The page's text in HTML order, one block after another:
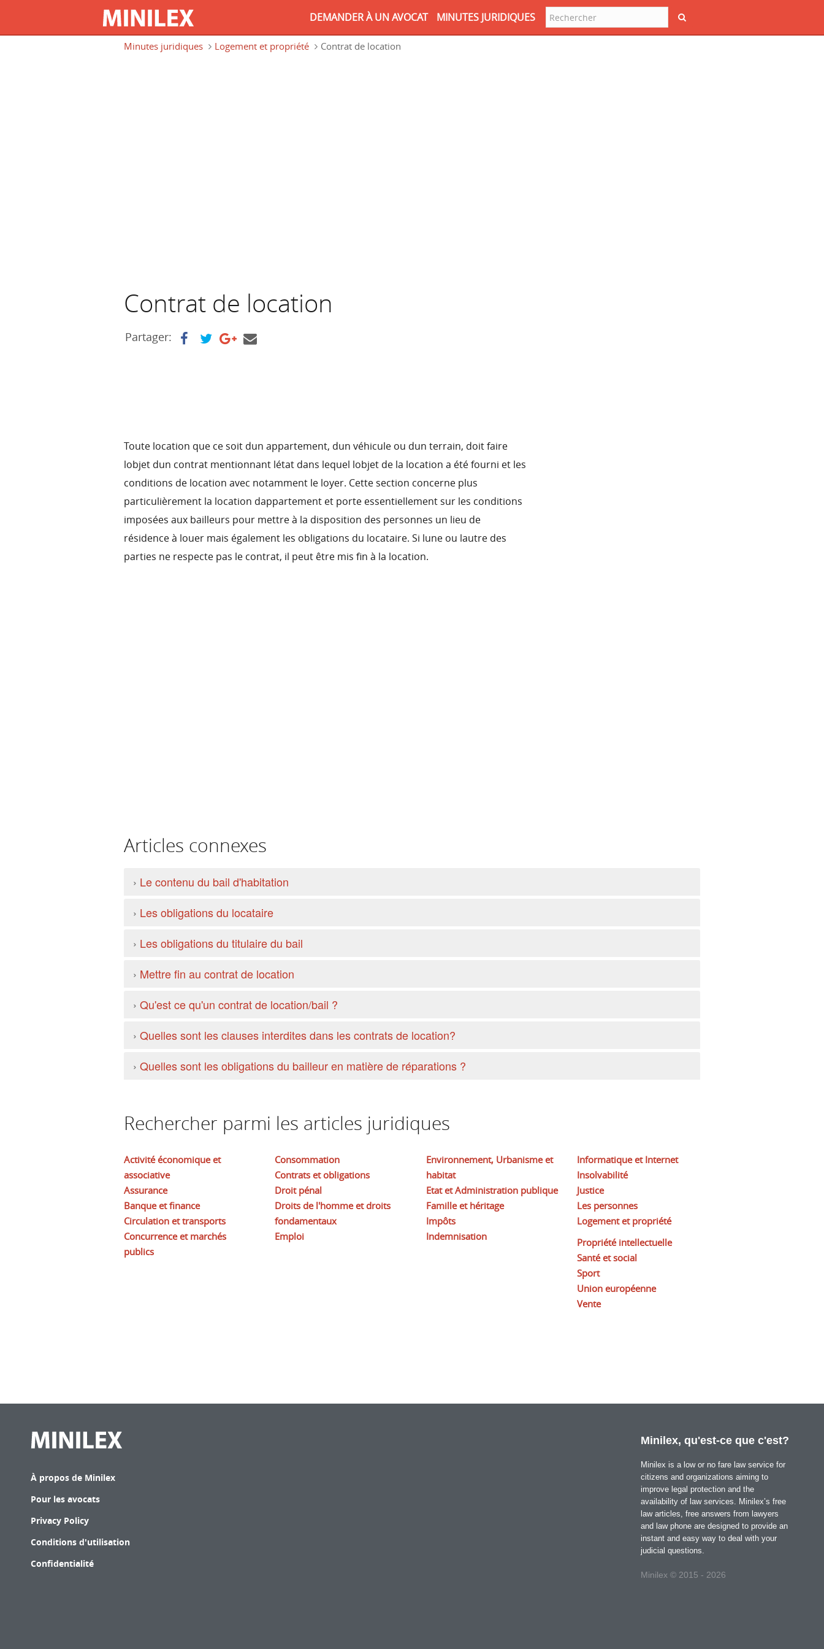
Aller au contenu principal Rechercher
DEMANDER À UN AVOCAT MINUTES JURIDIQUES
Minutes juridiques Logement et propriété Contrat de location
Contrat de location
Partager:
Toute location que ce soit dun appartement, dun véhicule ou dun terrain, doit faire
lobjet dun contrat mentionnant létat dans lequel lobjet de la location a été fourni et les
conditions de location avec notamment le loyer. Cette section concerne plus
particulièrement la location dappartement et porte essentiellement sur les conditions
imposées aux bailleurs pour mettre à la disposition des personnes un lieu de
résidence à louer mais également les obligations du locataire. Si lune ou lautre des
parties ne respecte pas le contrat, il peut être mis fin à la location.
Articles connexes
› Le contenu du bail d'habitation
› Les obligations du locataire
› Les obligations du titulaire du bail
› Mettre fin au contrat de location
› Qu'est ce qu'un contrat de location/bail ?
› Quelles sont les clauses interdites dans les contrats de location?
› Quelles sont les obligations du bailleur en matière de réparations ?
Rechercher parmi les articles juridiques
Activité économique et
associative
Assurance
Banque et finance
Circulation et transports
Concurrence et marchés
publics
Consommation
Contrats et obligations
Droit pénal
Droits de l'homme et droits
fondamentaux
Emploi
Environnement, Urbanisme et
habitat
Etat et Administration publique
Famille et héritage
Impôts
Indemnisation
Informatique et Internet
Insolvabilité
Justice
Les personnes
Logement et propriété
Propriété intellectuelle
Santé et social
Sport
Union européenne
Vente
À propos de Minilex
Pour les avocats
Privacy Policy
Conditions d'utilisation
Confidentialité
Minilex, qu'est-ce que c'est?
Minilex is a low or no fare law service for
citizens and organizations aiming to
improve legal protection and the
availability of law services. Minilex’s free
law articles, free answers from lawyers
and law phone are designed to provide an
instant and easy way to deal with your
judicial questions.
Minilex © 2015 - 2026